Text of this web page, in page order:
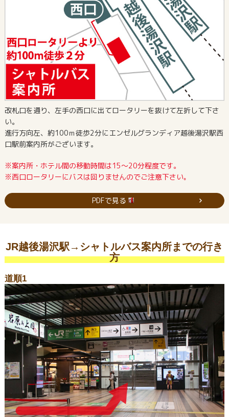
改札口を通り、左手の西口に出てロータリーを抜けて左折して下さ
い。
進行方向左、約100ｍ徒歩2分にエンゼルグランディア越後湯沢駅西
口駅前案内所がございます。
※案内所・ホテル間の移動時間は15～20分程度です。
※西口ロータリーにバスは回りませんのでご注意下さい｡
PDFで見る
JR越後湯沢駅→シャトルバス案内所までの行き
方
道順1